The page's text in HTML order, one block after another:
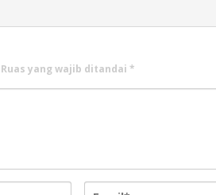
Ruas yang wajib ditandai *